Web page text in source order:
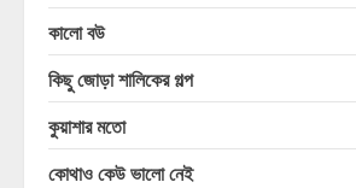
কালো বউ
কিছু জোড়া শালিকের গল্প
কুয়াশার মতো
কোথাও কেউ ভালো নেই